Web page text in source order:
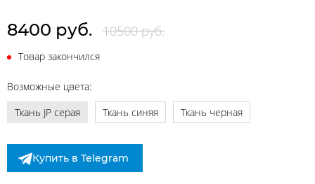
8400 руб. 10500 руб.
Товар закончился
Возможные цвета:
Ткань JP серая
Ткань синяя Ткань черная
Купить в Telegram